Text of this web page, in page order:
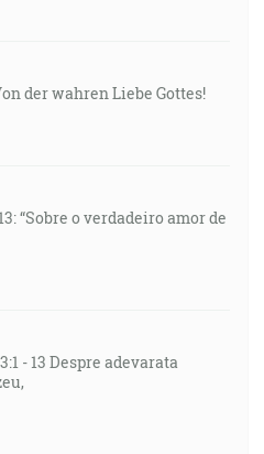
der wahren Liebe Gottes!
“Sobre o verdadeiro amor de
- 13 Despre adevarata